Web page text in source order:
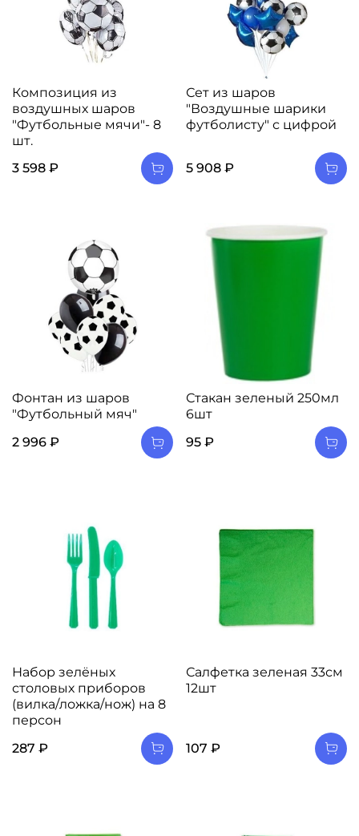
Композиция из
воздушных шаров
"Футбольные мячи"- 8
шт.
3 598 ₽
Сет из шаров
"Воздушные шарики
футболисту" с цифрой
5 908 ₽
Фонтан из шаров
"Футбольный мяч"
2 996 ₽
Стакан зеленый 250мл
6шт
95 ₽
Набор зелёных
столовых приборов
(вилка/ложка/нож) на 8
персон
287 ₽
Салфетка зеленая 33см
12шт
107 ₽